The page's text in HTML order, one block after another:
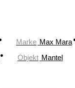
Marke Max Mara
Objekt Mantel